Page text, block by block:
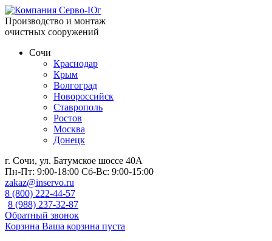
Производство и монтаж
очистных сооружений
Сочи
Краснодар
Крым
Волгоград
Новороссийск
Ставрополь
Ростов
Москва
Донецк
г. Сочи, ул. Батумское шоссе 40А
Пн-Пт: 9:00-18:00 Сб-Вс: 9:00-15:00
zakaz@inservo.ru
8 (800) 222-44-57
8 (988) 237-32-87
Обратный звонок
Корзина Ваша корзина пуста